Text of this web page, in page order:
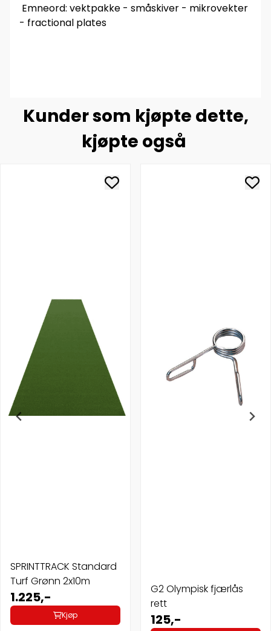
Emneord: vektpakke - småskiver - mikrovekter
- fractional plates
Kunder som kjøpte dette,
kjøpte også
SPRINTTRACK Standard
Turf Grønn 2x10m
1.225,-
Kjøp
G2 Olympisk fjærlås
rett
125,-